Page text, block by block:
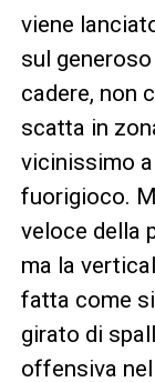
viene
sul
cadere, non
scatta in
vicinissimo
fuorigioco.
veloce della
ma la
fatta come
girato di
offensiva